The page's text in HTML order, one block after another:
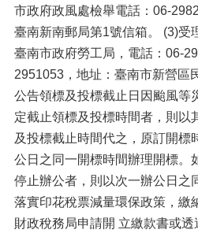
市政府政風處檢舉電話：06-
臺南新南郵局第1號信箱。 (3)受
臺南市政府勞工局，電話：06-
2951053，地址：臺南市新營區
公告領標及投標截止日因颱風等
定截止領標及投標時間者，則以
及投標截止時間代之，原訂開標
公日之同一開標時間辦理開標。
停止辦公者，則以次一辦公日之
落實印花稅票減量環保政策，繳
財政稅務局申請開 立繳款書或